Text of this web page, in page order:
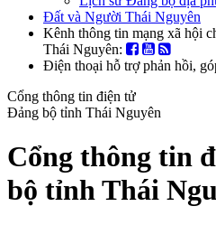
Đất và Người Thái Nguyên
Kênh thông tin mạng xã hội
Thái Nguyên:
Điện thoại hỗ trợ phản hồi,
Cổng thông tin điện tử
Đảng bộ tỉnh Thái Nguyên
Cổng thông tin
bộ tỉnh Thái